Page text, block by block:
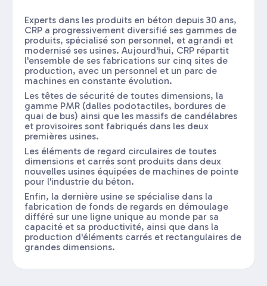
Experts dans les produits en béton depuis 30 ans,
CRP a progressivement diversifié ses gammes de
produits, spécialisé son personnel, et agrandi et
modernisé ses usines. Aujourd'hui, CRP répartit
l'ensemble de ses fabrications sur cinq sites de
production, avec un personnel et un parc de
machines en constante évolution.
Les têtes de sécurité de toutes dimensions, la
gamme PMR (dalles podotactiles, bordures de
quai de bus) ainsi que les massifs de candélabres
et provisoires sont fabriqués dans les deux
premières usines.
Les éléments de regard circulaires de toutes
dimensions et carrés sont produits dans deux
nouvelles usines équipées de machines de pointe
pour l'industrie du béton.
Enfin, la dernière usine se spécialise dans la
fabrication de fonds de regards en démoulage
différé sur une ligne unique au monde par sa
capacité et sa productivité, ainsi que dans la
production d'éléments carrés et rectangulaires de
grandes dimensions.